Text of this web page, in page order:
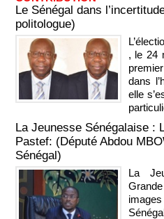
Le Sénégal dans
politologue)
, le 24
dans
elle
La Jeunesse Sénégalaise :
Pastef: (Député Abdou
Sénégal)
La